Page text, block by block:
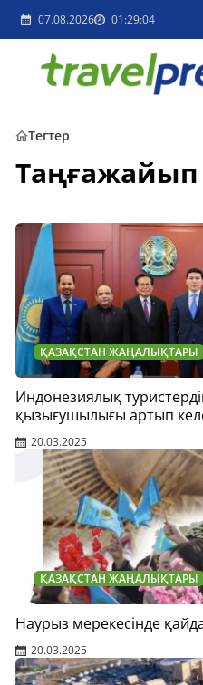
07.08.2026 01:29:04
Тегтер
ҚАЗАҚСТАН ЖАҢАЛЫҚТАРЫ
Индонезиялық
қызығушылығы артып
20.03.2025
ҚАЗАҚСТАН ЖАҢАЛЫҚТАРЫ
Наурыз мерекесінде
20.03.2025